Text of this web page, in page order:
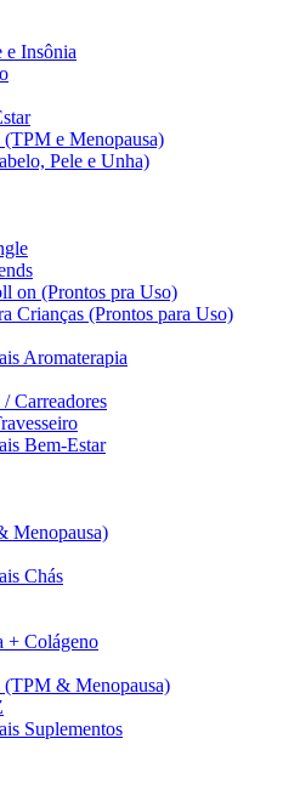
Insônia
e Menopausa)
Pele e Unha)
on (Prontos pra Uso)
Crianças (Prontos para Uso)
Aromaterapia
Carreadores
Bem-Estar
Menopausa)
Chás
+ Colágeno
& Menopausa)
Suplementos